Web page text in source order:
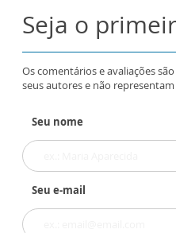
Seja o
Os comentários e avaliações
seus autores e não
Seu nome
Seu e-mail